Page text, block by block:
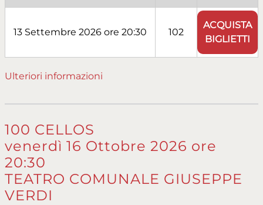
13 Settembre 2026 ore 20:30 102
ACQUISTA
BIGLIETTI
Ulteriori informazioni
100 CELLOS
venerdì 16 Ottobre 2026 ore
20:30
TEATRO COMUNALE GIUSEPPE
VERDI